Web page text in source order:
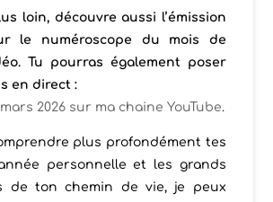
loin, découvre aussi l’émission
le numéroscope du mois de
Tu pourras également poser
en direct :
2026 sur ma chaine YouTube.
plus profondément tes
personnelle et les grands
de ton chemin de vie, je peux